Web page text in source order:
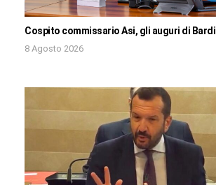
Cospito commissario Asi, gli auguri di Bardi
8 Agosto 2026